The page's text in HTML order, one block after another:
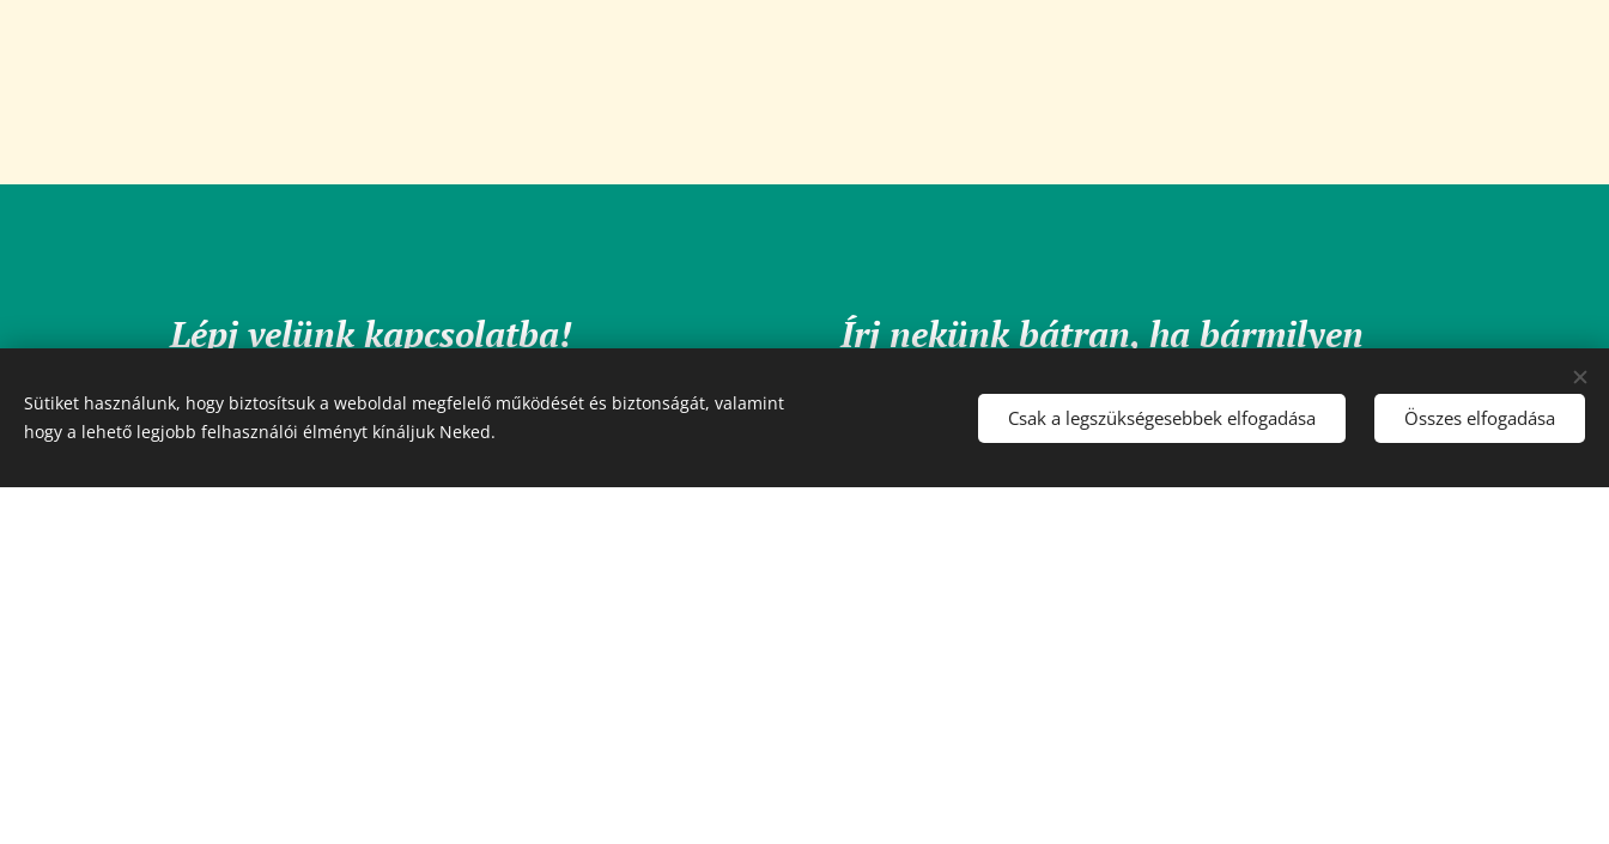
Lépj velünk kapcsolatba!
+36 30 375 4161
Írj nekünk bátran, ha bármilyen
Név
Sütiket használunk, hogy biztosítsuk a weboldal megfelelő működését és biztonságát, valamint
hogy a lehető legjobb felhasználói élményt kínáljuk Neked.
Csak a legszükségesebbek elfogadása Összes elfogadása